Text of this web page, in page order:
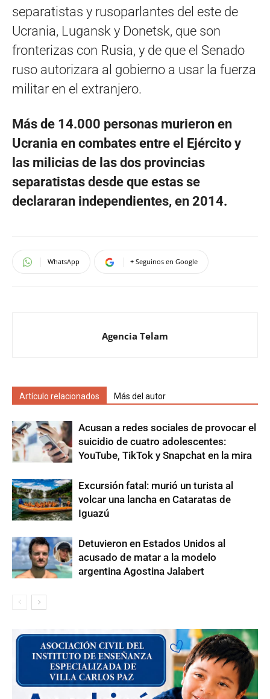
separatistas y rusoparlantes del este de
Ucrania, Lugansk y Donetsk, que son
fronterizas con Rusia, y de que el Senado
ruso autorizara al gobierno a usar la fuerza
militar en el extranjero.
Más de 14.000 personas murieron en
Ucrania en combates entre el Ejército y
las milicias de las dos provincias
separatistas desde que estas se
declararan independientes, en 2014.
WhatsApp + Seguinos en Google
Agencia Telam
Artículo relacionados Más del autor
Acusan a redes sociales de provocar el
suicidio de cuatro adolescentes:
YouTube, TikTok y Snapchat en la mira
Excursión fatal: murió un turista al
volcar una lancha en Cataratas de
Iguazú
Detuvieron en Estados Unidos al
acusado de matar a la modelo
argentina Agostina Jalabert